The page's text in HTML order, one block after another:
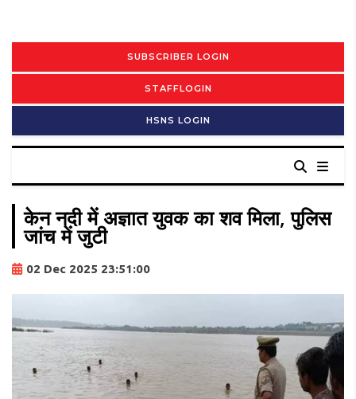
SUBSCRIBER LOGIN
STAFFLOGIN
HSNS LOGIN
केन नदी में अज्ञात युवक का शव मिला, पुलिस
जांच में जुटी
02 Dec 2025 23:51:00